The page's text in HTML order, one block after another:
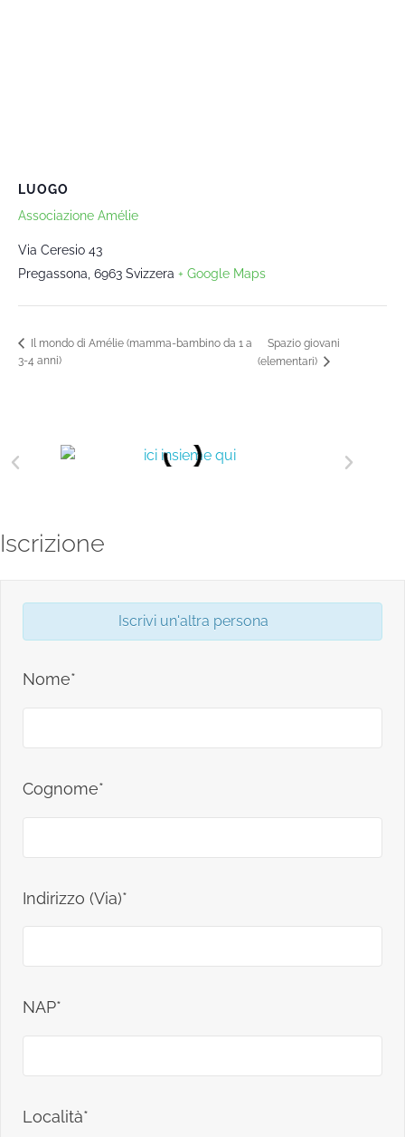
LUOGO
Associazione Amélie
Via Ceresio 43
Pregassona 6963 Svizzera + Google Maps
Il mondo di Amélie (mamma-bambino da 1 a
3-4 anni)
Spazio giovani
(elementari)
Iscrizione
Iscrivi un'altra persona
Nome*
Cognome*
Indirizzo (Via)*
NAP*
Località*